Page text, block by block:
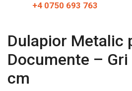
+4 0750 693 763
Dulapior Metalic
Documente –
cm